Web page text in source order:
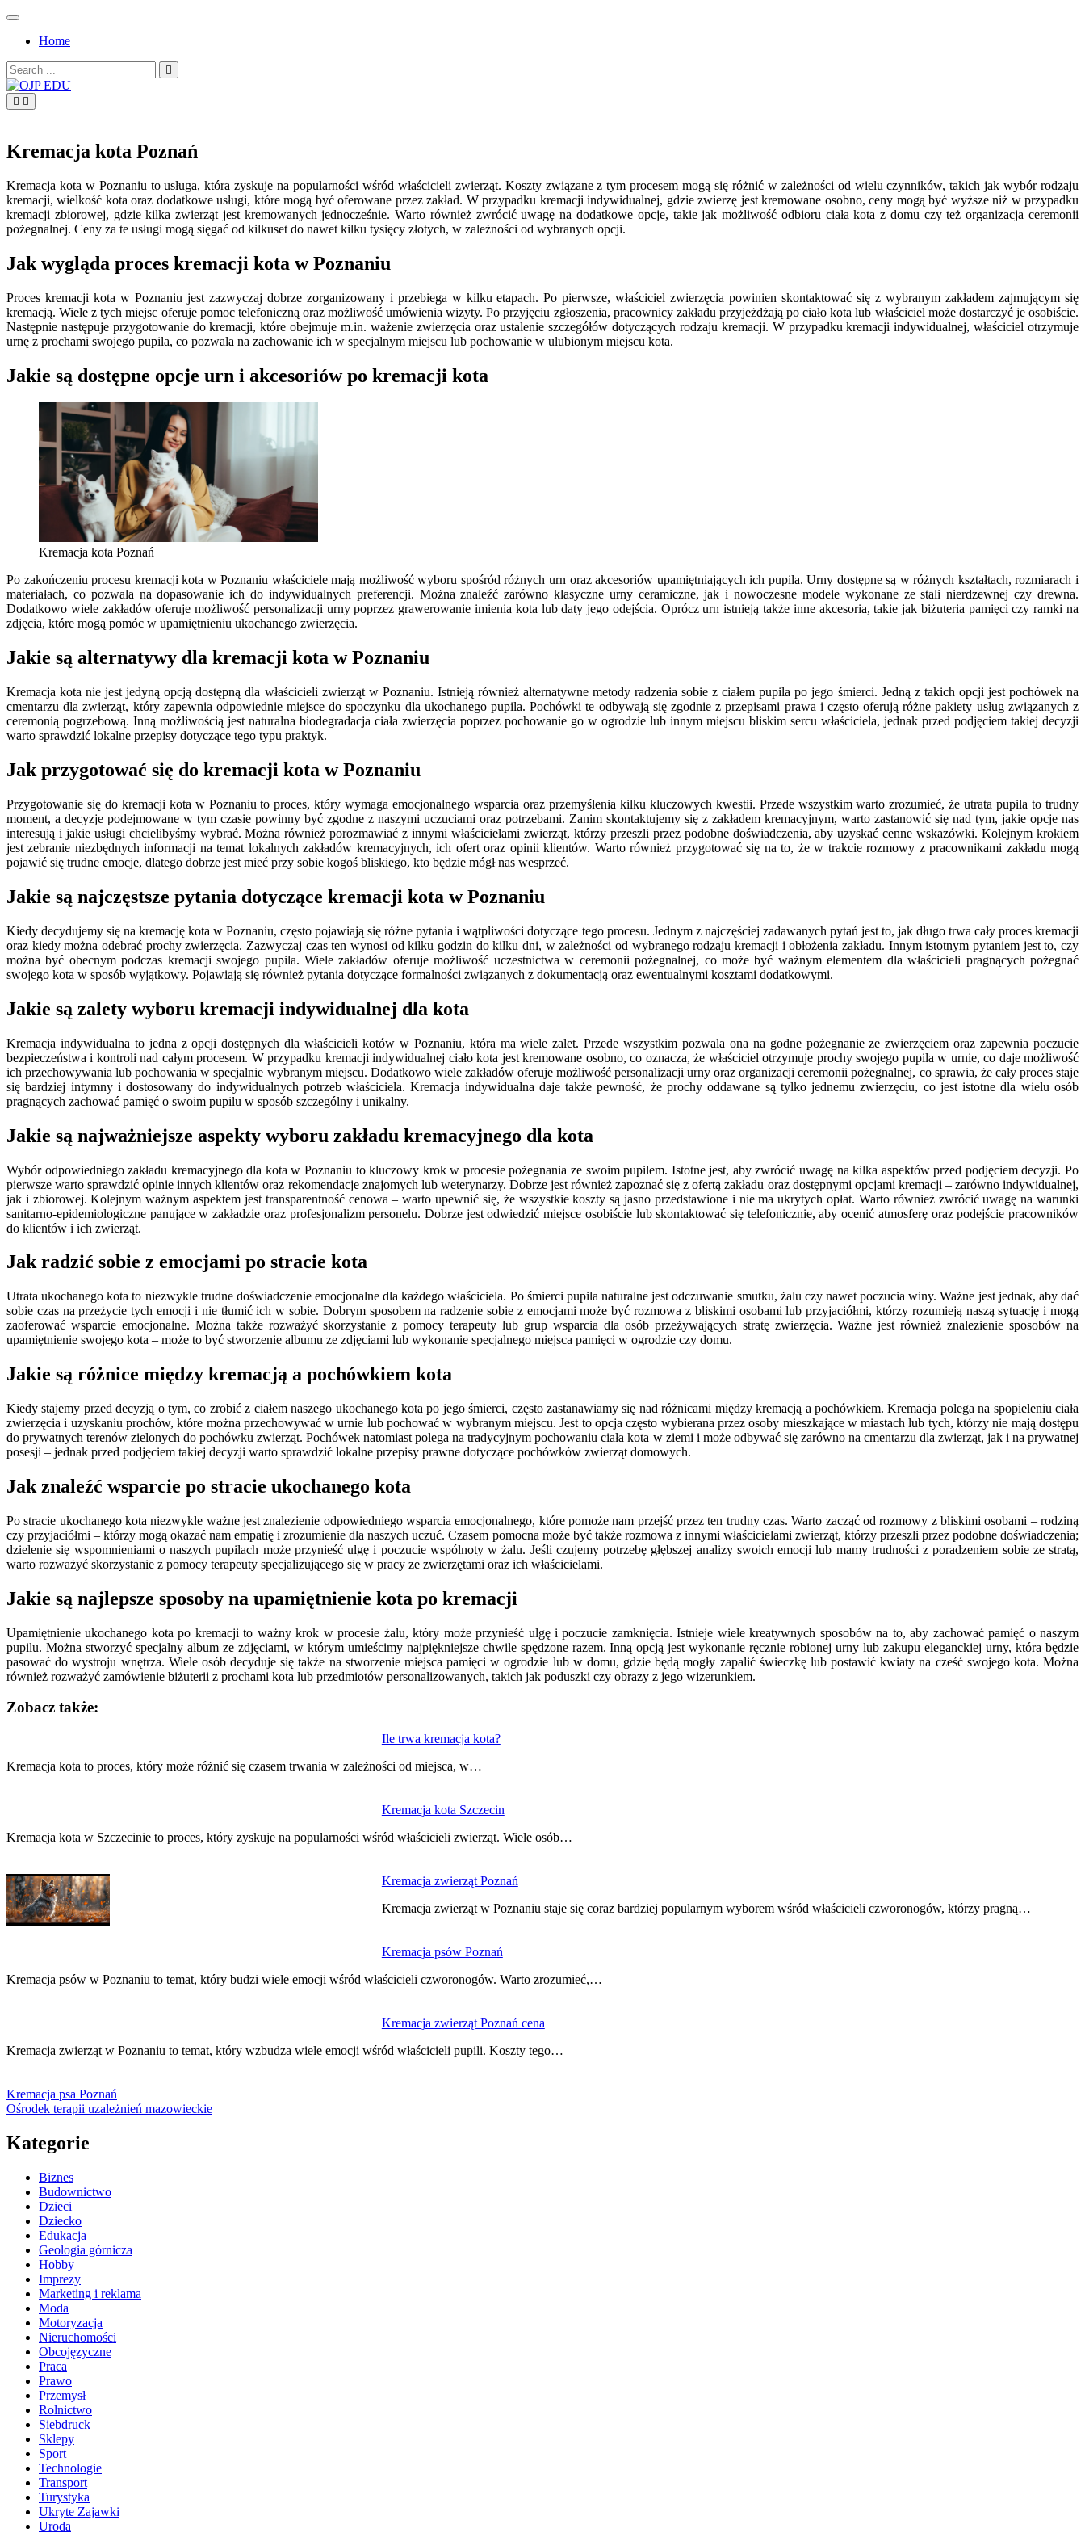
Skip
contentHome
Search
for:
Kremacja kota Poznań
Kremacja kota w Poznaniu to usługa, która zyskuje na popularności wśród właścicieli zwierząt. Koszty związane z tym procesem mogą się różnić w zależności od wielu czynników, takich jak wybór rodzaju
kremacji, wielkość kota oraz dodatkowe usługi, które mogą być oferowane przez zakład. W przypadku kremacji indywidualnej, gdzie zwierzę jest kremowane osobno, ceny mogą być wyższe niż w przypadku
kremacji zbiorowej, gdzie kilka zwierząt jest kremowanych jednocześnie. Warto również zwrócić uwagę na dodatkowe opcje, takie jak możliwość odbioru ciała kota z domu czy też organizacja ceremonii
pożegnalnej. Ceny za te usługi mogą sięgać od kilkuset do nawet kilku tysięcy złotych, w zależności od wybranych opcji.
Jak wygląda proces kremacji kota w Poznaniu
Proces kremacji kota w Poznaniu jest zazwyczaj dobrze zorganizowany i przebiega w kilku etapach. Po pierwsze, właściciel zwierzęcia powinien skontaktować się z wybranym zakładem zajmującym się
kremacją. Wiele z tych miejsc oferuje pomoc telefoniczną oraz możliwość umówienia wizyty. Po przyjęciu zgłoszenia, pracownicy zakładu przyjeżdżają po ciało kota lub właściciel może dostarczyć je osobiście.
Następnie następuje przygotowanie do kremacji, które obejmuje m.in. ważenie zwierzęcia oraz ustalenie szczegółów dotyczących rodzaju kremacji. W przypadku kremacji indywidualnej, właściciel otrzymuje
urnę z prochami swojego pupila, co pozwala na zachowanie ich w specjalnym miejscu lub pochowanie w ulubionym miejscu kota.
Jakie są dostępne opcje urn i akcesoriów po kremacji kota
Kremacja kota Poznań
Po zakończeniu procesu kremacji kota w Poznaniu właściciele mają możliwość wyboru spośród różnych urn oraz akcesoriów upamiętniających ich pupila. Urny dostępne są w różnych kształtach, rozmiarach i
materiałach, co pozwala na dopasowanie ich do indywidualnych preferencji. Można znaleźć zarówno klasyczne urny ceramiczne, jak i nowoczesne modele wykonane ze stali nierdzewnej czy drewna.
Dodatkowo wiele zakładów oferuje możliwość personalizacji urny poprzez grawerowanie imienia kota lub daty jego odejścia. Oprócz urn istnieją także inne akcesoria, takie jak biżuteria pamięci czy ramki na
zdjęcia, które mogą pomóc w upamiętnieniu ukochanego zwierzęcia.
Jakie są alternatywy dla kremacji kota w Poznaniu
Kremacja kota nie jest jedyną opcją dostępną dla właścicieli zwierząt w Poznaniu. Istnieją również alternatywne metody radzenia sobie z ciałem pupila po jego śmierci. Jedną z takich opcji jest pochówek na
cmentarzu dla zwierząt, który zapewnia odpowiednie miejsce do spoczynku dla ukochanego pupila. Pochówki te odbywają się zgodnie z przepisami prawa i często oferują różne pakiety usług związanych z
ceremonią pogrzebową. Inną możliwością jest naturalna biodegradacja ciała zwierzęcia poprzez pochowanie go w ogrodzie lub innym miejscu bliskim sercu właściciela, jednak przed podjęciem takiej decyzji
warto sprawdzić lokalne przepisy dotyczące tego typu praktyk.
Jak przygotować się do kremacji kota w Poznaniu
Przygotowanie się do kremacji kota w Poznaniu to proces, który wymaga emocjonalnego wsparcia oraz przemyślenia kilku kluczowych kwestii. Przede wszystkim warto zrozumieć, że utrata pupila to trudny
moment, a decyzje podejmowane w tym czasie powinny być zgodne z naszymi uczuciami oraz potrzebami. Zanim skontaktujemy się z zakładem kremacyjnym, warto zastanowić się nad tym, jakie opcje nas
interesują i jakie usługi chcielibyśmy wybrać. Można również porozmawiać z innymi właścicielami zwierząt, którzy przeszli przez podobne doświadczenia, aby uzyskać cenne wskazówki. Kolejnym krokiem
jest zebranie niezbędnych informacji na temat lokalnych zakładów kremacyjnych, ich ofert oraz opinii klientów. Warto również przygotować się na to, że w trakcie rozmowy z pracownikami zakładu mogą
pojawić się trudne emocje, dlatego dobrze jest mieć przy sobie kogoś bliskiego, kto będzie mógł nas wesprzeć.
Jakie są najczęstsze pytania dotyczące kremacji kota w Poznaniu
Kiedy decydujemy się na kremację kota w Poznaniu, często pojawiają się różne pytania i wątpliwości dotyczące tego procesu. Jednym z najczęściej zadawanych pytań jest to, jak długo trwa cały proces kremacji
oraz kiedy można odebrać prochy zwierzęcia. Zazwyczaj czas ten wynosi od kilku godzin do kilku dni, w zależności od wybranego rodzaju kremacji i obłożenia zakładu. Innym istotnym pytaniem jest to, czy
można być obecnym podczas kremacji swojego pupila. Wiele zakładów oferuje możliwość uczestnictwa w ceremonii pożegnalnej, co może być ważnym elementem dla właścicieli pragnących pożegnać
swojego kota w sposób wyjątkowy. Pojawiają się również pytania dotyczące formalności związanych z dokumentacją oraz ewentualnymi kosztami dodatkowymi.
Jakie są zalety wyboru kremacji indywidualnej dla kota
Kremacja indywidualna to jedna z opcji dostępnych dla właścicieli kotów w Poznaniu, która ma wiele zalet. Przede wszystkim pozwala ona na godne pożegnanie ze zwierzęciem oraz zapewnia poczucie
bezpieczeństwa i kontroli nad całym procesem. W przypadku kremacji indywidualnej ciało kota jest kremowane osobno, co oznacza, że właściciel otrzymuje prochy swojego pupila w urnie, co daje możliwość
ich przechowywania lub pochowania w specjalnie wybranym miejscu. Dodatkowo wiele zakładów oferuje możliwość personalizacji urny oraz organizacji ceremonii pożegnalnej, co sprawia, że cały proces staje
się bardziej intymny i dostosowany do indywidualnych potrzeb właściciela. Kremacja indywidualna daje także pewność, że prochy oddawane są tylko jednemu zwierzęciu, co jest istotne dla wielu osób
pragnących zachować pamięć o swoim pupilu w sposób szczególny i unikalny.
Jakie są najważniejsze aspekty wyboru zakładu kremacyjnego dla kota
Wybór odpowiedniego zakładu kremacyjnego dla kota w Poznaniu to kluczowy krok w procesie pożegnania ze swoim pupilem. Istotne jest, aby zwrócić uwagę na kilka aspektów przed podjęciem decyzji. Po
pierwsze warto sprawdzić opinie innych klientów oraz rekomendacje znajomych lub weterynarzy. Dobrze jest również zapoznać się z ofertą zakładu oraz dostępnymi opcjami kremacji – zarówno indywidualnej,
jak i zbiorowej. Kolejnym ważnym aspektem jest transparentność cenowa – warto upewnić się, że wszystkie koszty są jasno przedstawione i nie ma ukrytych opłat. Warto również zwrócić uwagę na warunki
sanitarno-epidemiologiczne panujące w zakładzie oraz profesjonalizm personelu. Dobrze jest odwiedzić miejsce osobiście lub skontaktować się telefonicznie, aby ocenić atmosferę oraz podejście pracowników
do klientów i ich zwierząt.
Jak radzić sobie z emocjami po stracie kota
Utrata ukochanego kota to niezwykle trudne doświadczenie emocjonalne dla każdego właściciela. Po śmierci pupila naturalne jest odczuwanie smutku, żalu czy nawet poczucia winy. Ważne jest jednak, aby dać
sobie czas na przeżycie tych emocji i nie tłumić ich w sobie. Dobrym sposobem na radzenie sobie z emocjami może być rozmowa z bliskimi osobami lub przyjaciółmi, którzy rozumieją naszą sytuację i mogą
zaoferować wsparcie emocjonalne. Można także rozważyć skorzystanie z pomocy terapeuty lub grup wsparcia dla osób przeżywających stratę zwierzęcia. Ważne jest również znalezienie sposobów na
upamiętnienie swojego kota – może to być stworzenie albumu ze zdjęciami lub wykonanie specjalnego miejsca pamięci w ogrodzie czy domu.
Jakie są różnice między kremacją a pochówkiem kota
Kiedy stajemy przed decyzją o tym, co zrobić z ciałem naszego ukochanego kota po jego śmierci, często zastanawiamy się nad różnicami między kremacją a pochówkiem. Kremacja polega na spopieleniu ciała
zwierzęcia i uzyskaniu prochów, które można przechowywać w urnie lub pochować w wybranym miejscu. Jest to opcja często wybierana przez osoby mieszkające w miastach lub tych, którzy nie mają dostępu
do prywatnych terenów zielonych do pochówku zwierząt. Pochówek natomiast polega na tradycyjnym pochowaniu ciała kota w ziemi i może odbywać się zarówno na cmentarzu dla zwierząt, jak i na prywatnej
posesji – jednak przed podjęciem takiej decyzji warto sprawdzić lokalne przepisy prawne dotyczące pochówków zwierząt domowych.
Jak znaleźć wsparcie po stracie ukochanego kota
Po stracie ukochanego kota niezwykle ważne jest znalezienie odpowiedniego wsparcia emocjonalnego, które pomoże nam przejść przez ten trudny czas. Warto zacząć od rozmowy z bliskimi osobami – rodziną
czy przyjaciółmi – którzy mogą okazać nam empatię i zrozumienie dla naszych uczuć. Czasem pomocna może być także rozmowa z innymi właścicielami zwierząt, którzy przeszli przez podobne doświadczenia;
dzielenie się wspomnieniami o naszych pupilach może przynieść ulgę i poczucie wspólnoty w żalu. Jeśli czujemy potrzebę głębszej analizy swoich emocji lub mamy trudności z poradzeniem sobie ze stratą,
warto rozważyć skorzystanie z pomocy terapeuty specjalizującego się w pracy ze zwierzętami oraz ich właścicielami.
Jakie są najlepsze sposoby na upamiętnienie kota po kremacji
Upamiętnienie ukochanego kota po kremacji to ważny krok w procesie żalu, który może przynieść ulgę i poczucie zamknięcia. Istnieje wiele kreatywnych sposobów na to, aby zachować pamięć o naszym
pupilu. Można stworzyć specjalny album ze zdjęciami, w którym umieścimy najpiękniejsze chwile spędzone razem. Inną opcją jest wykonanie ręcznie robionej urny lub zakupu eleganckiej urny, która będzie
pasować do wystroju wnętrza. Wiele osób decyduje się także na stworzenie miejsca pamięci w ogrodzie lub w domu, gdzie będą mogły zapalić świeczkę lub postawić kwiaty na cześć swojego kota. Można
również rozważyć zamówienie biżuterii z prochami kota lub przedmiotów personalizowanych, takich jak poduszki czy obrazy z jego wizerunkiem.
Zobacz także:
Ile trwa kremacja kota?
Kremacja kota to proces, który może różnić się czasem trwania w zależności od miejsca, w…
Kremacja kota Szczecin
Kremacja kota w Szczecinie to proces, który zyskuje na popularności wśród właścicieli zwierząt. Wiele osób…
Kremacja zwierząt Poznań
Kremacja zwierząt w Poznaniu staje się coraz bardziej popularnym wyborem wśród właścicieli czworonogów, którzy pragną…
Kremacja psów Poznań
Kremacja psów w Poznaniu to temat, który budzi wiele emocji wśród właścicieli czworonogów. Warto zrozumieć,…
Kremacja zwierząt Poznań cena
Kremacja zwierząt w Poznaniu to temat, który wzbudza wiele emocji wśród właścicieli pupili. Koszty tego…
wpisu
Kremacja psa Poznań
Ośrodek terapii uzależnień mazowieckie
Kategorie
Biznes
Budownictwo
Dzieci
Dziecko
Edukacja
Geologia górnicza
Hobby
Imprezy
Marketing i reklama
Moda
Motoryzacja
Nieruchomości
Obcojęzyczne
Praca
Prawo
Przemysł
Rolnictwo
Siebdruck
Sklepy
Sport
Technologie
Transport
Turystyka
Ukryte Zajawki
Uroda